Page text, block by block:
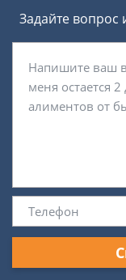
Задайте вопрос